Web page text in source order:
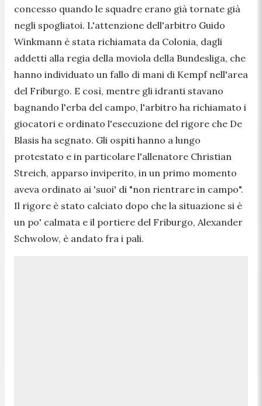
concesso quando le squadre erano già tornate già
negli spogliatoi. L'attenzione dell'arbitro Guido
Winkmann è stata richiamata da Colonia, dagli
addetti alla regia della moviola della Bundesliga, che
hanno individuato un fallo di mani di Kempf nell'area
del Friburgo. E così, mentre gli idranti stavano
bagnando l'erba del campo, l'arbitro ha richiamato i
giocatori e ordinato l'esecuzione del rigore che De
Blasis ha segnato. Gli ospiti hanno a lungo
protestato e in particolare l'allenatore Christian
Streich, apparso inviperito, in un primo momento
aveva ordinato ai 'suoi' di "non rientrare in campo".
Il rigore è stato calciato dopo che la situazione si è
un po' calmata e il portiere del Friburgo, Alexander
Schwolow, è andato fra i pali.